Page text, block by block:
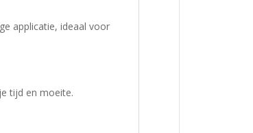
applicatie, ideaal voor
tijd en moeite.